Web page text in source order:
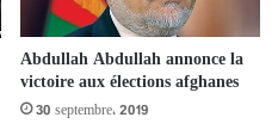
Abdullah Abdullah annonce la
victoire aux élections afghanes
30 septembre، 2019